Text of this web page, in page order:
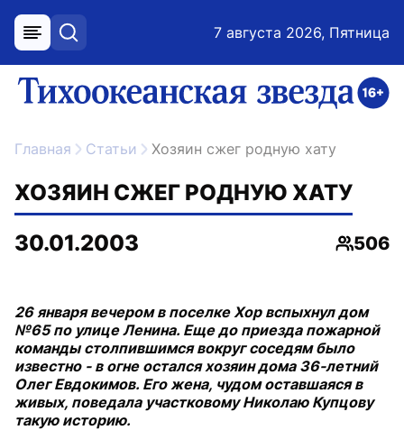
меню поиск 7 августа 2026, Пятница
ссылка на главную
Главная Статьи Хозяин сжег родную хату
ХОЗЯИН СЖЕГ РОДНУЮ ХАТУ
30.01.2003
506
26 января вечером в поселке Хор вспыхнул дом
№65 по улице Ленина. Еще до приезда пожарной
команды столпившимся вокруг соседям было
известно - в огне остался хозяин дома 36-летний
Олег Евдокимов. Его жена, чудом оставшаяся в
живых, поведала участковому Николаю Купцову
такую историю.